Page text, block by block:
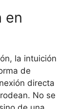
en
la intuición
de
directa
No se